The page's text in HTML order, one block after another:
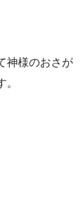
神様のおさが